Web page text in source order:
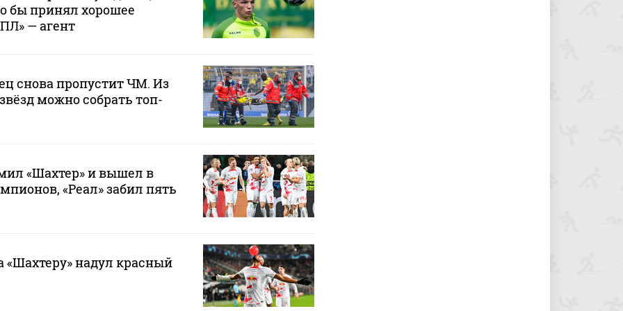
бы принял хорошее
— агент
снова пропустит ЧМ. Из
можно собрать топ-
«Шахтер» и вышел в
«Реал» забил пять
«Шахтеру» надул красный